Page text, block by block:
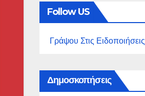
Follow US
Γράψου Στις Ειδοποιήσεις
Δημοσκοπήσεις